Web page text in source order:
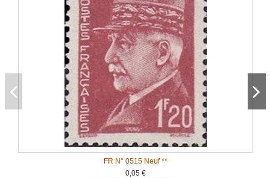
FR N° 0515 Neuf **
0,05 €